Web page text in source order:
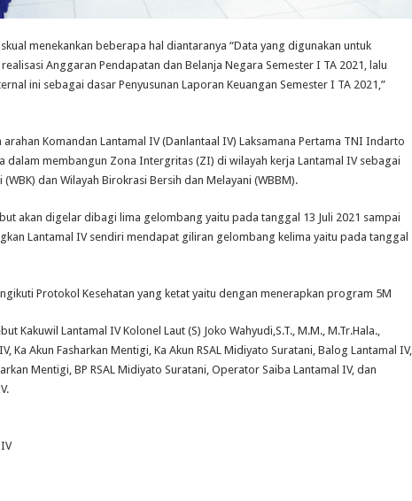
menekankan beberapa hal diantaranya “Data yang digunakan untuk
Anggaran Pendapatan dan Belanja Negara Semester I TA 2021, lalu
ini sebagai dasar Penyusunan Laporan Keuangan Semester I TA 2021,”
Komandan Lantamal IV (Danlantaal IV) Laksamana Pertama TNI Indarto
dalam membangun Zona Intergritas (ZI) di wilayah kerja Lantamal IV sebagai
dan Wilayah Birokrasi Bersih dan Melayani (WBBM).
akan digelar dibagi lima gelombang yaitu pada tanggal 13 Juli 2021 sampai
Lantamal IV sendiri mendapat giliran gelombang kelima yaitu pada tanggal
Protokol Kesehatan yang ketat yaitu dengan menerapkan program 5M
Kakuwil Lantamal IV Kolonel Laut (S) Joko Wahyudi,S.T., M.M., M.Tr.Hala.,
Ka Akun Fasharkan Mentigi, Ka Akun RSAL Midiyato Suratani, Balog Lantamal IV,
Mentigi, BP RSAL Midiyato Suratani, Operator Saiba Lantamal IV, dan